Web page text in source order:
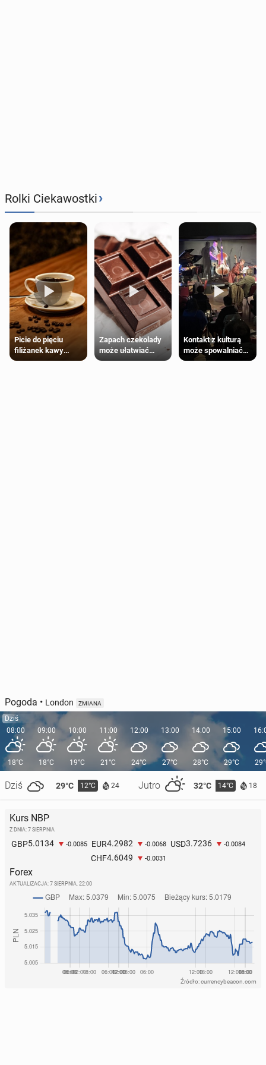
Rolki Ciekawostki›
Picie do pięciu
filiżanek kawy
dziennie jest
Zapach czekolady
może ułatwiać
trening siłowy
Kontakt z kulturą
może spowalniać
starzenie
Pogoda • London ZMIANA
Dziś
08:00
18°C
Dziś 29°C 12°C 24 Jutro 32°C 14°C 18
09:00
18°C
10:00
19°C
11:00
21°C
12:00
24°C
13:00
27°C
14:00
28°C
15:00
29°C
Kurs NBP
Z DNIA: 7 SIERPNIA
GBP5.0134 -0.0085 EUR4.2982 -0.0068 USD3.7236 -0.0084
CHF4.6049 -0.0031
Forex
AKTUALIZACJA: 7 SIERPNIA, 22:00
Źródło: currencybeacon.com